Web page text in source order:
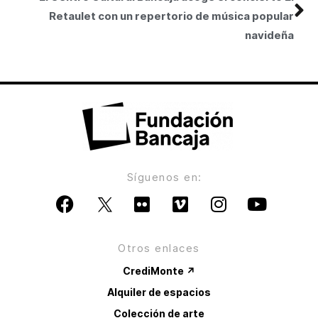
Retaulet con un repertorio de música popular
navideña
Síguenos en:
Otros enlaces
CrediMonte ↗
Alquiler de espacios
Colección de arte